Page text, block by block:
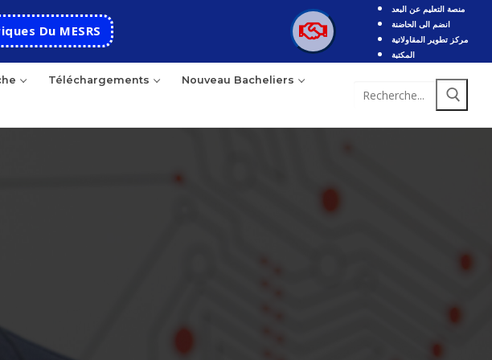
Du MESRS
منصة التعليم عن البعد
انضم الى الحاضنة
مركز تطوير المقاولاتية
المكتبة
Téléchargements Nouveau Bacheliers